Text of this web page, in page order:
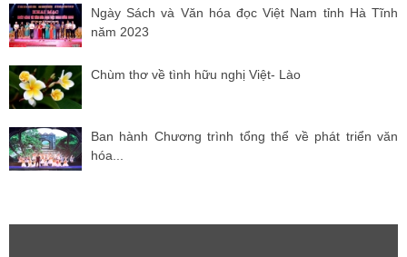
Ngày Sách và Văn hóa đọc Việt Nam tỉnh Hà Tĩnh
năm 2023
Chùm thơ về tình hữu nghị Việt- Lào
Ban hành Chương trình tổng thể về phát triển văn
hóa...